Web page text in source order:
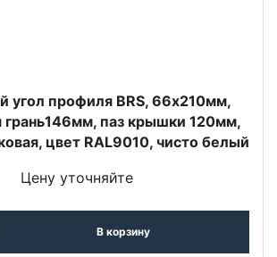
угол профиля BRS, 66х210мм,
грань146мм, паз крышки 120мм,
цвет RAL9010, чисто белый
Цену уточняйте
В корзину